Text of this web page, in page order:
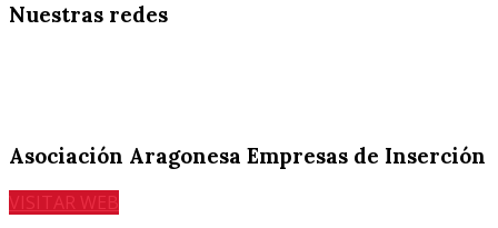
Nuestras redes
Asociación Aragonesa Empresas de Inserción
VISITAR WEB